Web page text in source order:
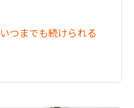
つまでも続けられる